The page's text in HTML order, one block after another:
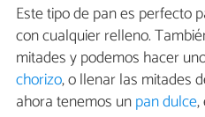
Este tipo de pan es perfecto
con cualquier relleno.
mitades y podemos hacer
chorizo, o llenar las mitades
ahora tenemos unpan dulce,